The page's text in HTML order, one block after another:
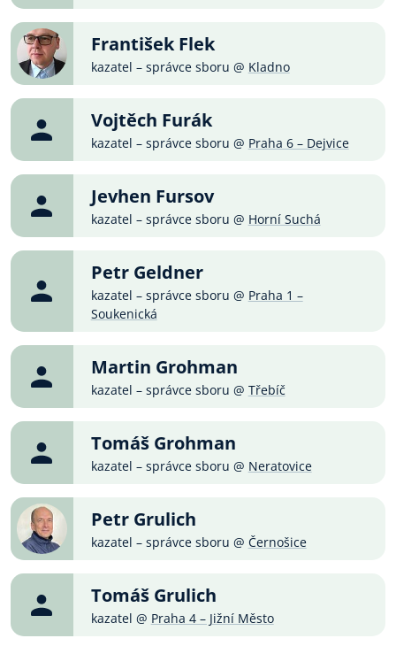
František Flek
kazatel – správce sboru @ Kladno
Vojtěch Furák
kazatel – správce sboru @ Praha 6 – Dejvice
Jevhen Fursov
kazatel – správce sboru @ Horní Suchá
Petr Geldner
kazatel – správce sboru @ Praha 1 –
Soukenická
Martin Grohman
kazatel – správce sboru @ Třebíč
Tomáš Grohman
kazatel – správce sboru @ Neratovice
Petr Grulich
kazatel – správce sboru @ Černošice
Tomáš Grulich
kazatel @ Praha 4 – Jižní Město